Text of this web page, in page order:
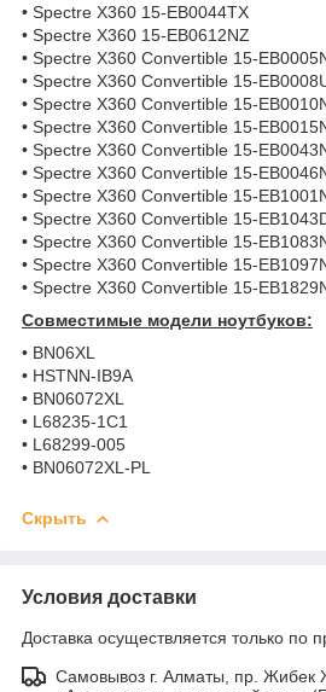
• Spectre X360 15-EB0044TX
• Spectre X360 15-EB0612NZ
• Spectre X360 Convertible 15-
• Spectre X360 Convertible 15-
• Spectre X360 Convertible 15-
• Spectre X360 Convertible 15-
• Spectre X360 Convertible 15-
• Spectre X360 Convertible 15-
• Spectre X360 Convertible 15-
• Spectre X360 Convertible 15-
• Spectre X360 Convertible 15-
• Spectre X360 Convertible 15-
• Spectre X360 Convertible 15-
Совместимые модели ноутбуков:
• BN06XL
• HSTNN-IB9A
• BN06072XL
• L68235-1C1
• L68299-005
• BN06072XL-PL
Скрыть
Условия доставки
Доставка осуществляется только по
Самовывоз г. Алматы, пр. Жибек